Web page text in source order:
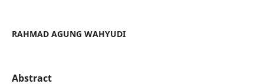
RAHMAD AGUNG WAHYUDI
Abstract